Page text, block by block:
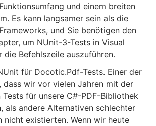
und einem breiten
Es kann langsamer sein als die
und Sie benötigen den
um NUnit-3-Tests in Visual
die Befehlszeile auszuführen.
für Docotic.Pdf-Tests. Einer der
dass wir vor vielen Jahren mit der
für unsere C#-PDF-Bibliothek
als andere Alternativen schlechter
nicht existierten. Wenn wir heute